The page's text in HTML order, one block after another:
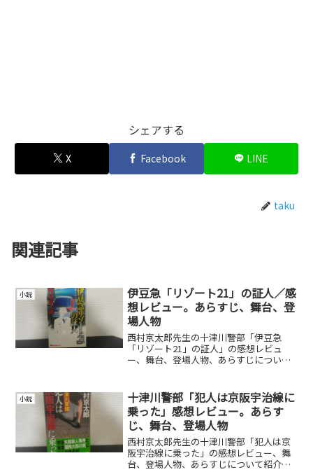
シェアする
X Facebook LINE
taku
関連記事
小説
伊豆急「リゾート21」の証人／感
想レビュー。あらすじ、舞台、登
場人物
西村京太郎先生の十津川警部「伊豆急
「リゾート21」の証人」の感想レビュ
ー、舞台、登場人物、あらすじについて
小説
十津川警部「犯人は京阪宇治線に
乗った」感想レビュー。あらす
じ、舞台、登場人物
西村京太郎先生の十津川警部「犯人は京
阪宇治線に乗った」の感想レビュー、舞
台、登場人物、あらすじについて紹介し